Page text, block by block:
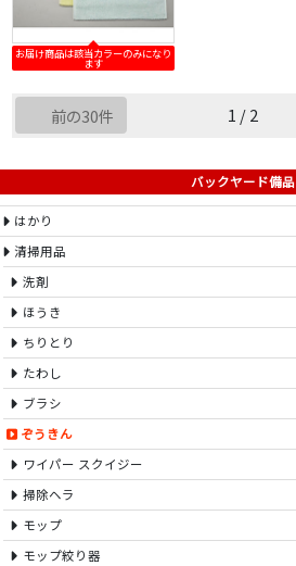
お届け商品は該当カラーのみになり
ます
前の30件 1 / 2
バックヤード備品
はかり
清掃用品
洗剤
ほうき
ちりとり
たわし
ブラシ
ぞうきん
ワイパー スクイジー
掃除ヘラ
モップ
モップ絞り器